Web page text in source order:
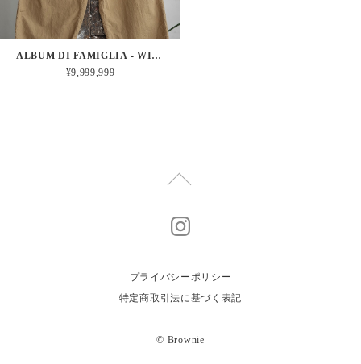
ALBUM DI FAMIGLIA - WIDE&SHORT TROUSERS TC (GOLD)
¥9,999,999
プライバシーポリシー
特定商取引法に基づく表記
© Brownie